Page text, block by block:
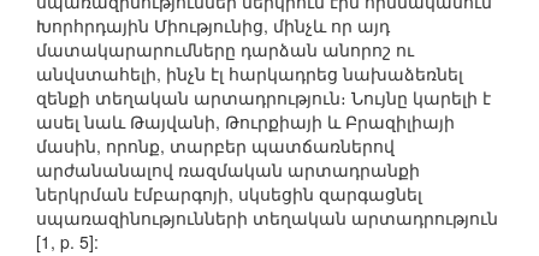
Խորհրդային Միությունից, մինչև որ այդ
մատակարարումները դարձան անորոշ ու
անվստահելի, ինչն էլ հարկադրեց նախաձեռնել
զենքի տեղական արտադրություն։ Նույնը կարելի է
ասել նաև Թայվանի, Թուրքիայի և Բրազիլիայի
մասին, որոնք, տարբեր պատճառներով
արժանանալով ռազմական արտադրանքի
ներկրման էմբարգոյի, սկսեցին զարգացնել
սպառազինությունների տեղական արտադրություն
[1, p. 5]: